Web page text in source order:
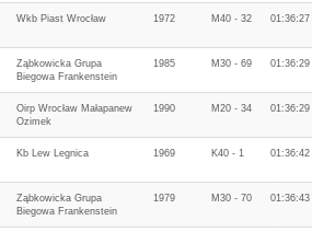
Wkb Piast Wrocław 1972 M40 - 32 01:36:27
Ząbkowicka Grupa
Biegowa Frankenstein
1985 M30 - 69 01:36:29
Oirp Wrocław Małapanew
Ozimek
1990 M20 - 34 01:36:29
Kb Lew Legnica 1969 K40 - 1 01:36:42
Ząbkowicka Grupa
Biegowa Frankenstein
1979 M30 - 70 01:36:43